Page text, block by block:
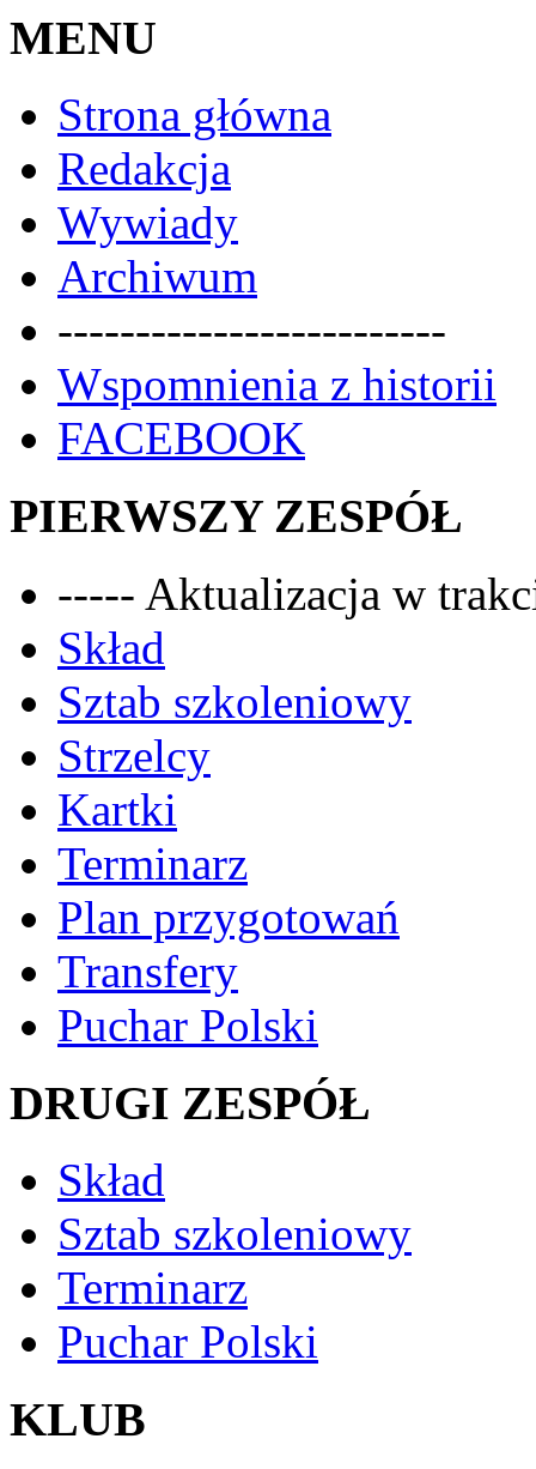
MENU
Strona główna
Redakcja
Wywiady
Archiwum
-------------------------
Wspomnienia z historii
FACEBOOK
PIERWSZY ZESPÓŁ
----- Aktualizacja w
Skład
Sztab szkoleniowy
Strzelcy
Kartki
Terminarz
Plan przygotowań
Transfery
Puchar Polski
DRUGI ZESPÓŁ
Skład
Sztab szkoleniowy
Terminarz
Puchar Polski
KLUB